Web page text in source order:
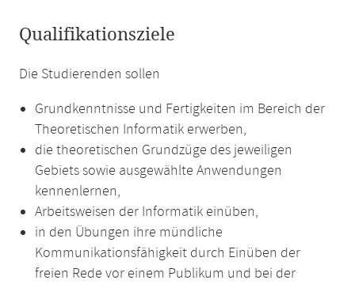
Qualifikationsziele
Die Studierenden sollen
Grundkenntnisse und Fertigkeiten im Bereich der
Theoretischen Informatik erwerben,
die theoretischen Grundzüge des jeweiligen
Gebiets sowie ausgewählte Anwendungen
kennenlernen,
Arbeitsweisen der Informatik einüben,
in den Übungen ihre mündliche
Kommunikationsfähigkeit durch Einüben der
freien Rede vor einem Publikum und bei der